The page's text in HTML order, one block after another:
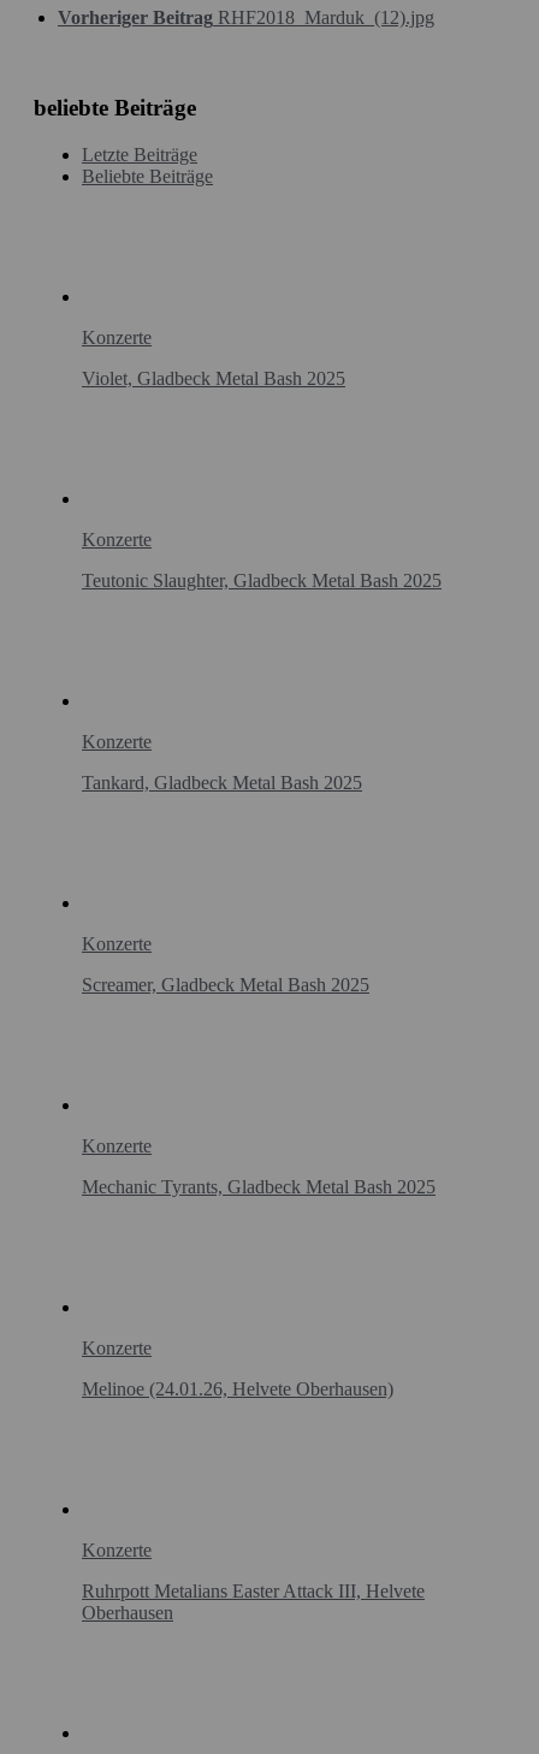
Vorheriger Beitrag RHF2018_Marduk_(12).jpg
beliebte Beiträge
Letzte Beiträge
Beliebte Beiträge
Konzerte
Violet, Gladbeck Metal Bash 2025
Konzerte
Teutonic Slaughter, Gladbeck Metal Bash 2025
Konzerte
Tankard, Gladbeck Metal Bash 2025
Konzerte
Screamer, Gladbeck Metal Bash 2025
Konzerte
Mechanic Tyrants, Gladbeck Metal Bash 2025
Konzerte
Melinoe (24.01.26, Helvete Oberhausen)
Konzerte
Ruhrpott Metalians Easter Attack III, Helvete
Oberhausen